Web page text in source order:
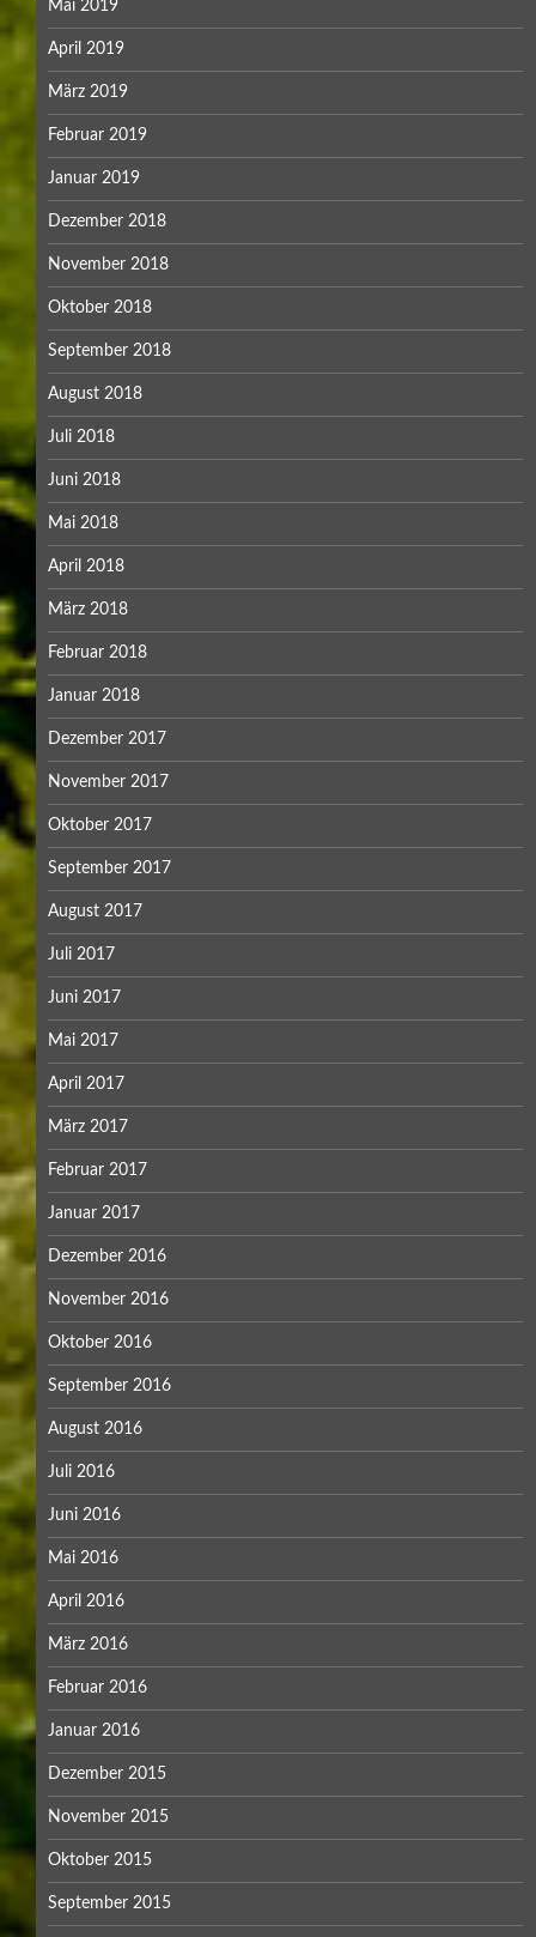
Mai 2019
April 2019
März 2019
Februar 2019
Januar 2019
Dezember 2018
November 2018
Oktober 2018
September 2018
August 2018
Juli 2018
Juni 2018
Mai 2018
April 2018
März 2018
Februar 2018
Januar 2018
Dezember 2017
November 2017
Oktober 2017
September 2017
August 2017
Juli 2017
Juni 2017
Mai 2017
April 2017
März 2017
Februar 2017
Januar 2017
Dezember 2016
November 2016
Oktober 2016
September 2016
August 2016
Juli 2016
Juni 2016
Mai 2016
April 2016
März 2016
Februar 2016
Januar 2016
Dezember 2015
November 2015
Oktober 2015
September 2015